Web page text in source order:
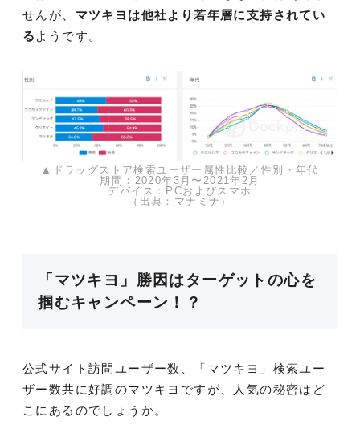
せんが、 マツキヨは他社より若年層に支持されてい
る ようです。
▲ドラッグストア検索ユーザー属性比較／性別・年代
期間：2020年3月〜2021年2月
デバイス：PCおよびスマホ
（出典：マナミナ）
「マツキヨ」勝因はターゲットの心を
掴むキャンペーン！？
公式サイト訪問ユーザー数、「マツキヨ」検索ユー
ザー数共に好調のマツキヨですが、人気の秘密はど
こにあるのでしょうか。